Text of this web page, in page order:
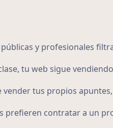
y profesionales
tu web sigue
tus propios
prefieren contratar a un